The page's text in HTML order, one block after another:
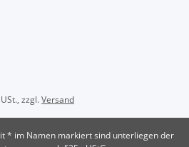
zzgl.Versand
* im Namen markiert sind unterliegen der